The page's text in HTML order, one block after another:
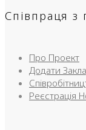
Співпраця з
Про Проект
Додати
Реєстрація